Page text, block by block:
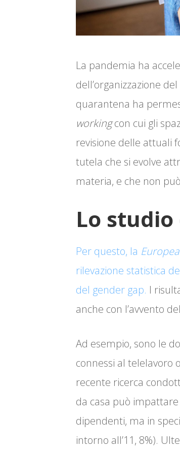
La pandemia ha
dell’organizzazione
quarantena ha
workingcon cui gli
revisione delle attuali
tutela che si evolve
materia, e che non
Lo studio
Per questo, la
rilevazione statistica
del gender gap. I
anche con l’avvento
Ad esempio, sono le
connessi al telelavoro
recente ricerca
da casa può
dipendenti, ma in
intorno all’11, 8%).